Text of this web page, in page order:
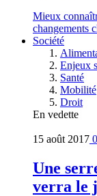
Mieux
changements
Société
Enjeux
Santé
Mobilité
Droit
En vedette
15 août 2017 0
Une
verra le